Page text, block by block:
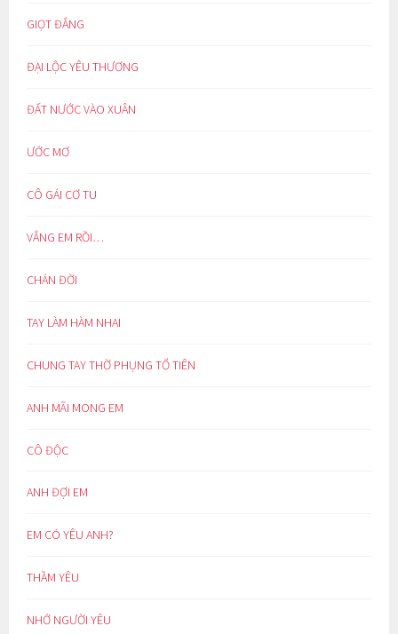
GIỌT ĐẮNG
ĐẠI LỘC YÊU THƯƠNG
ĐẤT NƯỚC VÀO XUÂN
ƯỚC MƠ
CÔ GÁI CƠ TU
VẮNG EM RỒI…
CHÁN ĐỜI
TAY LÀM HÀM NHAI
CHUNG TAY THỜ PHỤNG TỔ TIÊN
ANH MÃI MONG EM
CÔ ĐỘC
ANH ĐỢI EM
EM CÓ YÊU ANH?
THẦM YÊU
NHỚ NGƯỜI YÊU